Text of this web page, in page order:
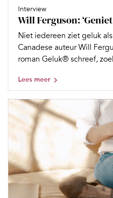
Interview
Will Ferguson:
Niet iedereen ziet geluk
Canadese auteur Will
roman Geluk® schreef,
Lees meer